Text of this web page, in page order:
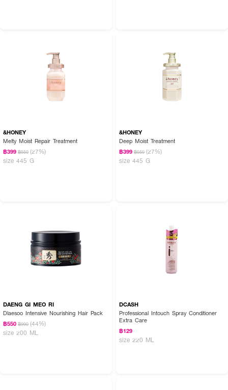
&HONEY
Melty Moist Repair Treatment
฿399 ฿550 (27%)
size 445 G
&HONEY
Deep Moist Treatment
฿399 ฿550 (27%)
size 445 G
DAENG GI MEO RI
Dlaesoo Intensive Nourishing Hair Pack
฿550 ฿990 (44%)
size 200 ML
DCASH
Professional Intouch Spray Conditioner
Extra Care
฿129
size 220 ML